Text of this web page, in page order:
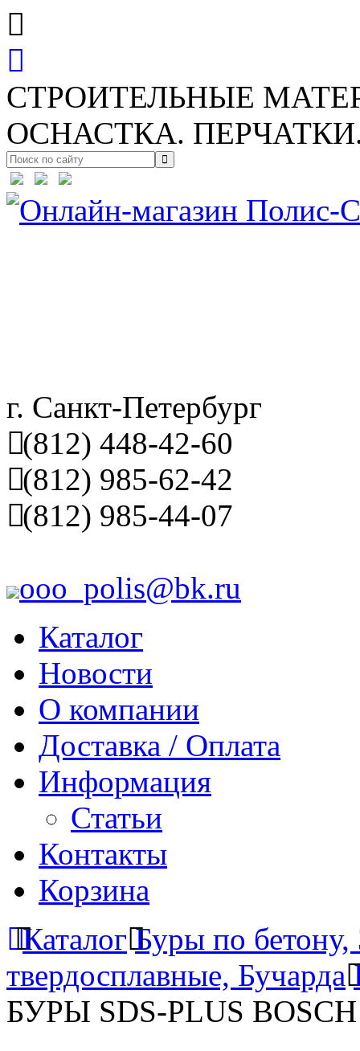
СТРОИТЕЛЬНЫЕ
ОСНАСТКА.
г. Санкт-Петербург
(812) 448-42-60
(812) 985-62-42
(812) 985-44-07
ooo_polis@bk.ru
Каталог
Новости
О компании
Доставка / Оплата
Информация
Статьи
Контакты
Корзина
Каталог Буры по
твердосплавные, Бучарда
БУРЫ SDS-PLUS